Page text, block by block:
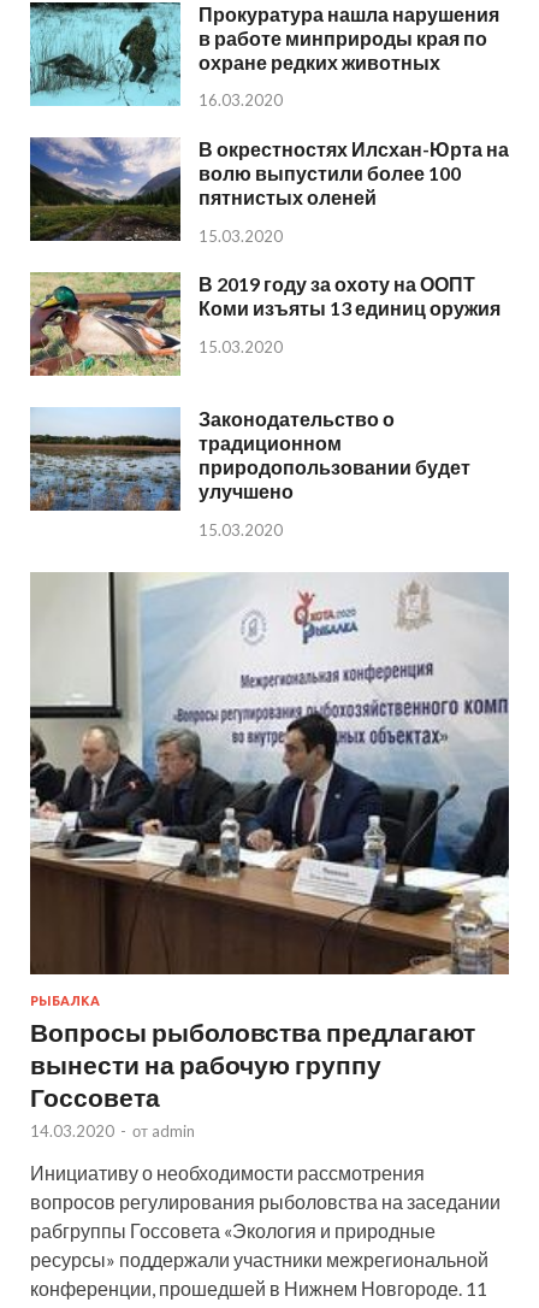
Прокуратура нашла нарушения
в работе минприроды края по
охране редких животных
16.03.2020
В окрестностях Илсхан-Юрта на
волю выпустили более 100
пятнистых оленей
15.03.2020
В 2019 году за охоту на ООПТ
Коми изъяты 13 единиц оружия
15.03.2020
Законодательство о
традиционном
природопользовании будет
улучшено
15.03.2020
РЫБАЛКА
Вопросы рыболовства предлагают
вынести на рабочую группу
Госсовета
14.03.2020 - от admin
Инициативу о необходимости рассмотрения
вопросов регулирования рыболовства на заседании
рабгруппы Госсовета «Экология и природные
ресурсы» поддержали участники межрегиональной
конференции, прошедшей в Нижнем Новгороде. 11